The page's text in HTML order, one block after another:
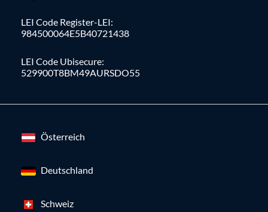
LEI Code Register-LEI:
984500064E5B40721438
LEI Code Ubisecure:
529900T8BM49AURSDO55
Österreich
Deutschland
Schweiz